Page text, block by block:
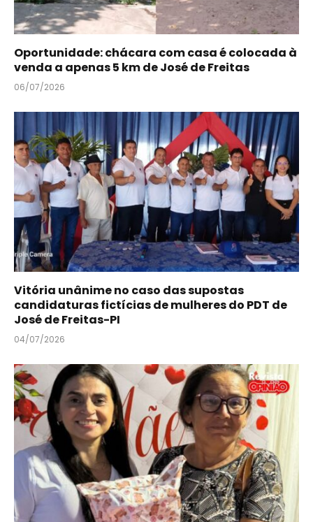
Oportunidade: chácara com casa é colocada à
venda a apenas 5 km de José de Freitas
06/07/2026
Vitória unânime no caso das supostas
candidaturas fictícias de mulheres do PDT de
José de Freitas-PI
04/07/2026